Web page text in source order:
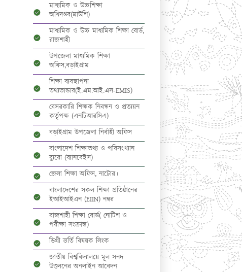
মাধ্যমিক ও উচ্চশিক্ষা
অধিদপ্তর(মাউশি)
মাধ্যমিক ও উচ্চ মাধ্যমিক শিক্ষা বোর্ড,
রাজশাহী
উপজেলা মাধ্যমিক শিক্ষা
অফিস,বড়াইগ্রাম
শিক্ষা ব্যবস্থাপনা
তথ্যভান্ডার(ই.এম.আই.এস-EMIS)
বেসরকারি শিক্ষক নিবন্ধন ও প্রত্যয়ন
কর্তৃপক্ষ (এনটিআরসিএ)
বড়াইগ্রাম উপজেলা নির্বাহী অফিস
বাংলাদেশ শিক্ষাতথ্য ও পরিসংখ্যান
ব্যুরো (ব্যানবেইস)
জেলা শিক্ষা অফিস, নাটোর।
বাংলাদেশের সকল শিক্ষা প্রতিষ্ঠানের
ইআইআইএন (EIIN) নম্বর
রাজশাহী শিক্ষা বোর্ড( নোটিশ ও
পরীক্ষা সংক্রান্ত)
ডিগ্রী ভর্তি বিষয়ক লিংক
জাতীয় বিশ্ববিদ্যালয়ে মূল সনদ
উত্তলনের অনলাইন আবেদন